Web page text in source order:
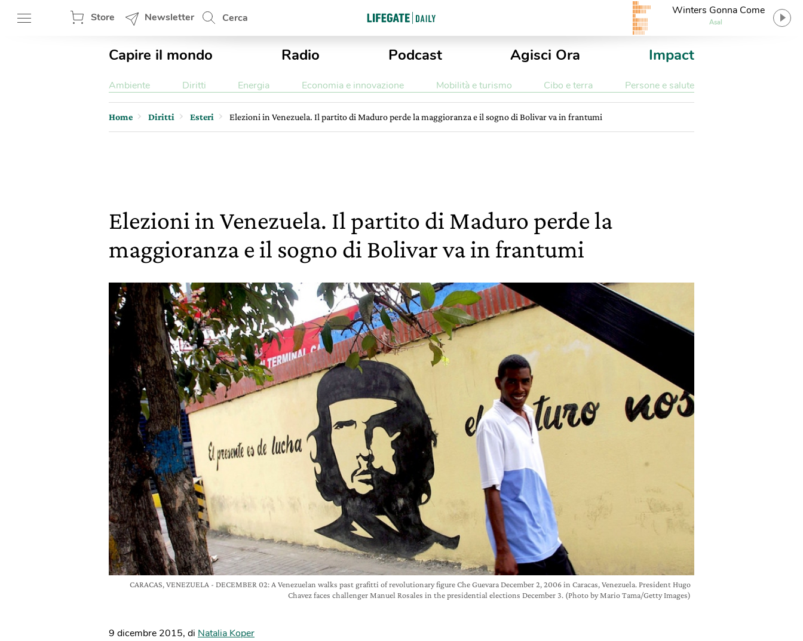
Store Newsletter Cerca
Winters Gonna Come
Asal
Capire il mondo Radio Podcast Agisci Ora Impact
Ambiente Diritti Energia Economia e innovazione Mobilità e turismo Cibo e terra Persone e salute
Home Diritti Esteri Elezioni in Venezuela. Il partito di Maduro perde la maggioranza e il sogno di Bolivar va in frantumi
Elezioni in Venezuela. Il partito di Maduro perde la
maggioranza e il sogno di Bolivar va in frantumi
CARACAS, VENEZUELA - DECEMBER 02: A Venezuelan walks past grafitti of revolutionary figure Che Guevara December 2, 2006 in Caracas, Venezuela. President Hugo
Chavez faces challenger Manuel Rosales in the presidential elections December 3. (Photo by Mario Tama/Getty Images)
9 dicembre 2015, di Natalia Koper